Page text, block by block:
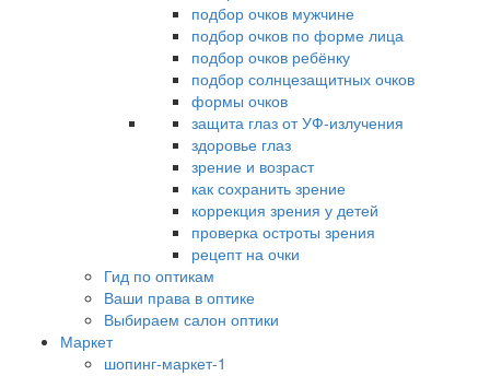
подбор очков мужчине
подбор очков по форме лица
подбор очков ребёнку
подбор солнцезащитных очков
формы очков
защита глаз от УФ-излучения
здоровье глаз
зрение и возраст
как сохранить зрение
коррекция зрения у детей
проверка остроты зрения
рецепт на очки
Гид по оптикам
Ваши права в оптике
Выбираем салон оптики
Маркет
шопинг-маркет-1